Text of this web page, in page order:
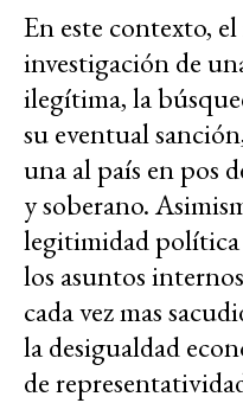
En este contexto,
investigación de
ilegítima, la
su eventual
una al país en pos
y soberano.
legitimidad
los asuntos
cada vez mas
la desigualdad
de